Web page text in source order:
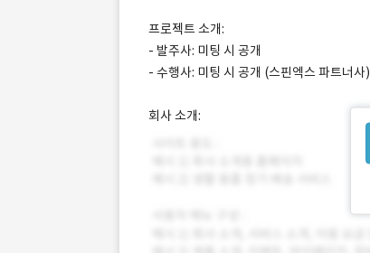
프로젝트 소개:
- 발주사: 미팅 시 공개
- 수행사: 미팅 시 공개 (스핀엑스 파트너사)
회사 소개: